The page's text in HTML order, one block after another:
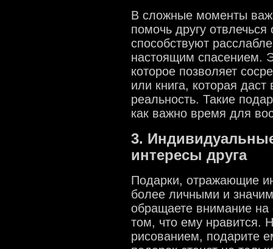
В сложные моменты
помочь другу
способствуют
настоящим спасением.
которое позволяет
или книга, которая даст
реальность. Такие
как важно время для
3.
интересы друга
Подарки, отражающие
более личными и
обращаете внимание на
том, что ему нравится.
рисованием, подарите